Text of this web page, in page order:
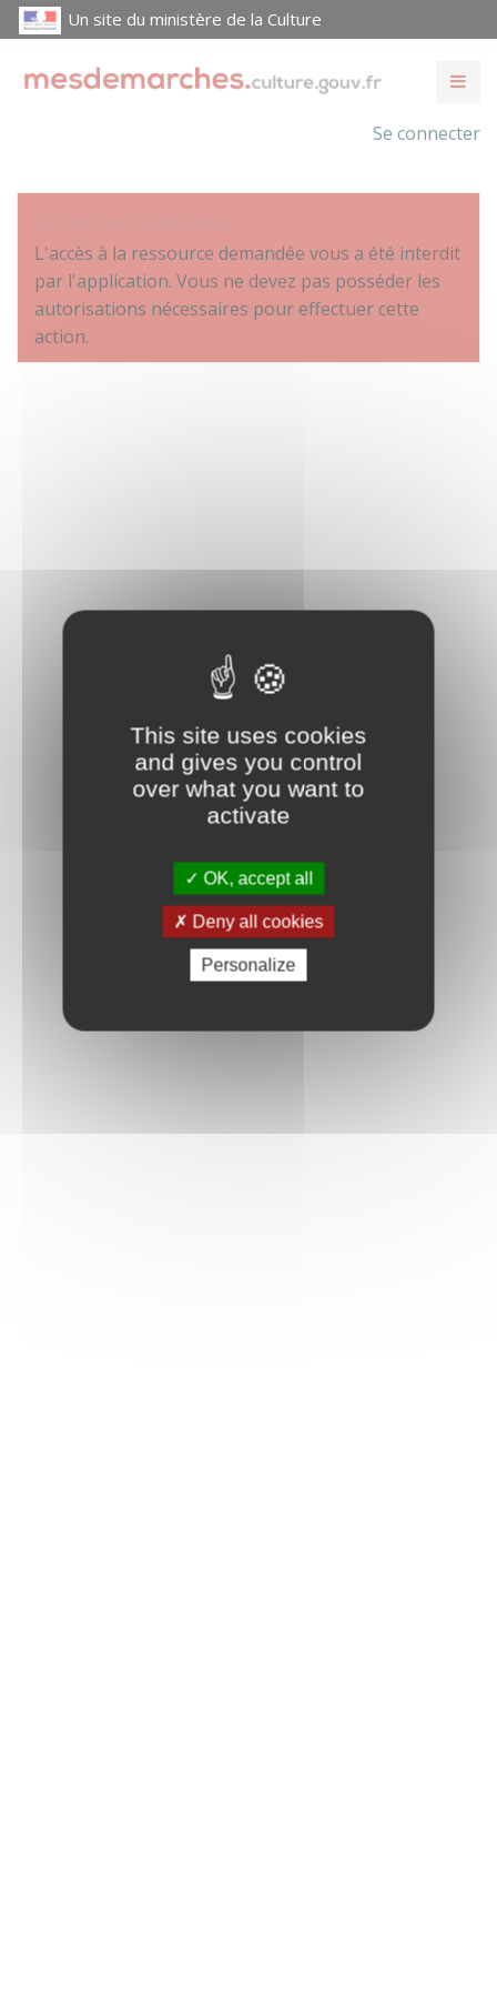
This site uses cookies
and gives you control
over what you want to
activate
OK, accept all
Deny all cookies
Personalize
Un site du ministère de la Culture
Se connecter
L'accès à la ressource demandée vous a été interdit
par l'application. Vous ne devez pas posséder les
autorisations nécessaires pour effectuer cette
action.